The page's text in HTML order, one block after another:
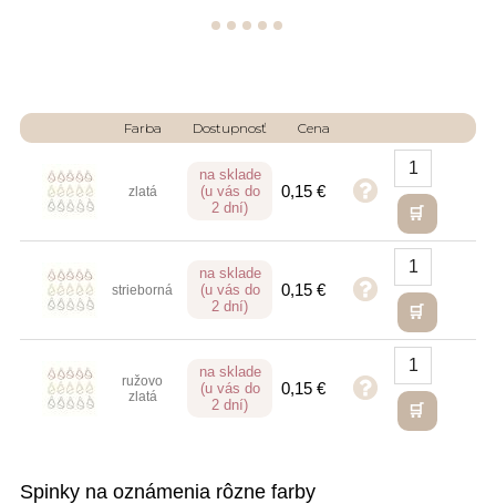
Farba Dostupnosť Cena
zlatá
na sklade
(u vás do
2 dní)
0,15 €
strieborná
na sklade
(u vás do
2 dní)
0,15 €
ružovo
zlatá
na sklade
(u vás do
2 dní)
0,15 €
Spinky na oznámenia rôzne farby